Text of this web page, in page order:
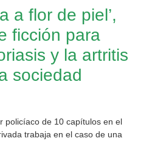
a flor de piel’,
ficción para
y la artritis
sociedad
policíaco de 10 capítulos en el
trabaja en el caso de una